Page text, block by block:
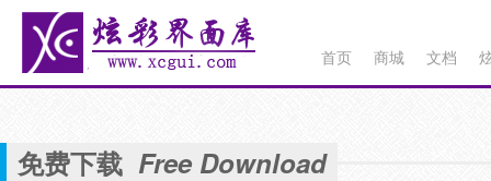
首页 商城 文档
免费下载 Free Download